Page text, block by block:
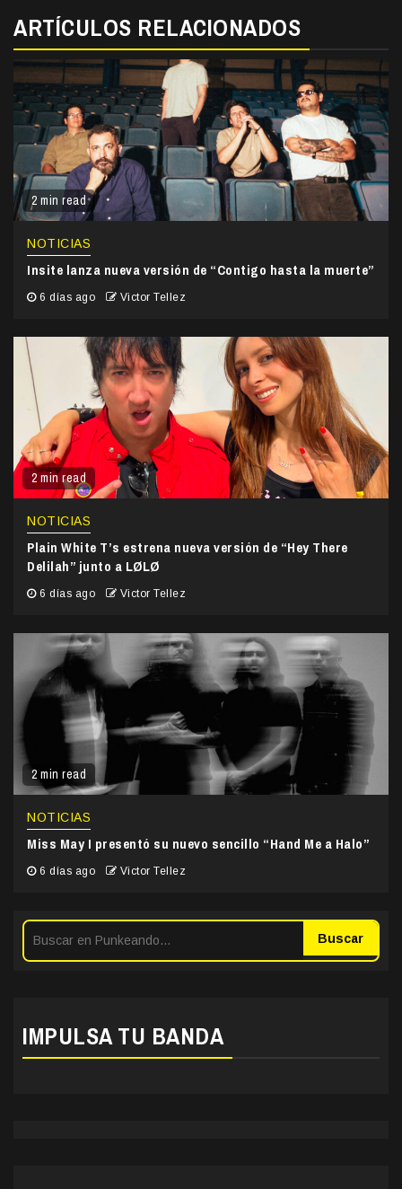
ARTÍCULOS RELACIONADOS
2 min read
NOTICIAS
Insite lanza nueva versión de “Contigo hasta la muerte”
6 días ago Victor Tellez
2 min read
NOTICIAS
Plain White T’s estrena nueva versión de “Hey There
Delilah” junto a LØLØ
6 días ago Victor Tellez
2 min read
NOTICIAS
Miss May I presentó su nuevo sencillo “Hand Me a Halo”
6 días ago Victor Tellez
Buscar
IMPULSA TU BANDA